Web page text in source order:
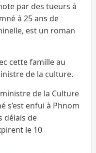
par des tueurs à
à 25 ans de
est un roman
cette famille au
de la culture.
de la Culture
s’est enfui à Phnom
délais de
le 10